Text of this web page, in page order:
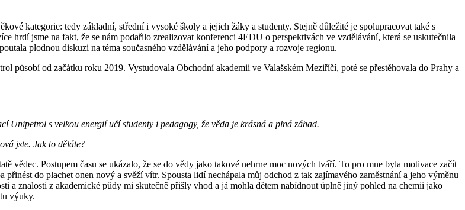
kategorie: tedy základní, střední i vysoké školy a jejich žáky a studenty. Stejně důležité je spolupracovat také s
hrdí jsme na fakt, že se nám podařilo zrealizovat konferenci 4EDU o perspektivách ve vzdělávání, která se uskutečnila
plodnou diskuzi na téma současného vzdělávání a jeho podpory a rozvoje regionu.
od začátku roku 2019. Vystudovala Obchodní akademii ve Valašském Meziříčí, poté se přestěhovala do Prahy a
Unipetrol s velkou energií učí studenty i pedagogy, že věda je krásná a plná záhad.
jste. Jak to děláte?
vědec. Postupem času se ukázalo, že se do vědy jako takové nehrne moc nových tváří. To pro mne byla motivace začít
do plachet onen nový a svěží vítr. Spousta lidí nechápala můj odchod z tak zajímavého zaměstnání a jeho výměnu
a znalosti z akademické půdy mi skutečně přišly vhod a já mohla dětem nabídnout úplně jiný pohled na chemii jako
výuky.